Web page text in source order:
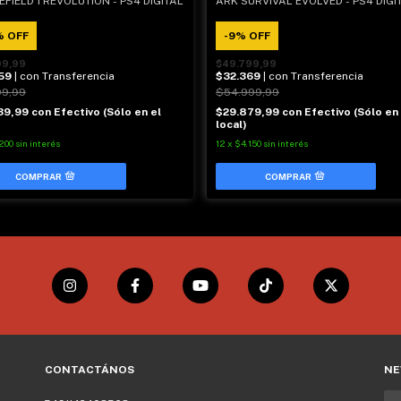
OFF
| con Transferencia
con Efectivo (Sólo en el
sin interés
-9% OFF
$49.799,99
$32.369
| con Transferencia
$54.999,99
$29.879,99 con Efectivo (Sólo en
local)
12 x $4.150 sin interés
CONTACTÁNOS